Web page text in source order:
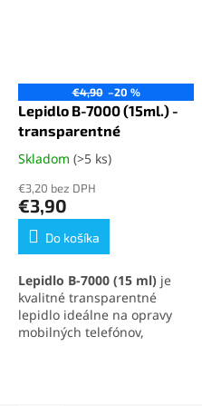
€4,90 –20 %
Lepidlo B-7000 (15ml.) -
transparentné
Priemerné
produktu
je
5,0
hviezdičiek.
Skladom (>5 ks)
€3,20 bez DPH
€3,90
Do košíka
Lepidlo B-7000 (15 ml) je
kvalitné transparentné
lepidlo ideálne na opravy
mobilných telefónov,